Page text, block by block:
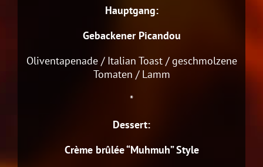
Hauptgang:
Gebackener Picandou
Oliventapenade / Italian Toast / geschmolzene
Tomaten / Lamm
*
Dessert:
Crème brûlée “Muhmuh” Style